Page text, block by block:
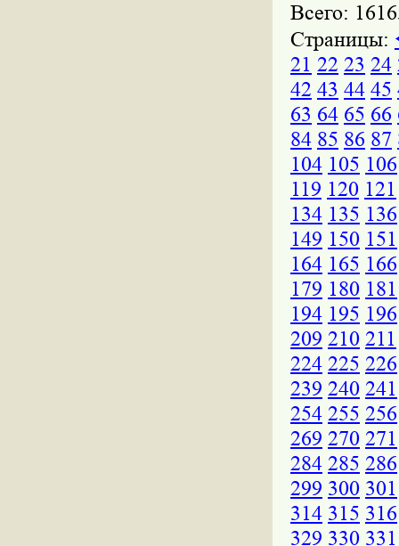
Всего:
Страницы:
21 22 23 24
42 43 44 45
63 64 65 66
84 85 86 87
104 105 106
119 120 121
134 135 136
149 150 151
164 165 166
179 180 181
194 195 196
209 210 211
224 225 226
239 240 241
254 255 256
269 270 271
284 285 286
299 300 301
314 315 316
329 330 331